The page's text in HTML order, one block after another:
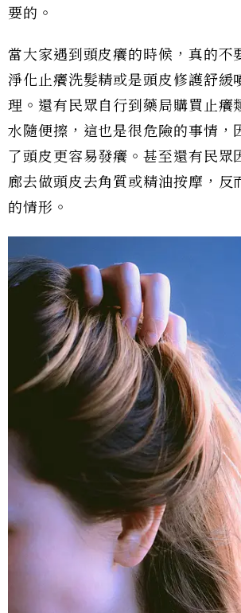
要的。
當大家遇到頭皮癢的時候，真的不
淨化止癢洗髮精或是頭皮修護舒緩
理。還有民眾自行到藥局購買止癢
水隨便擦，這也是很危險的事情，
了頭皮更容易發癢。甚至還有民眾
廊去做頭皮去角質或精油按摩，反
的情形。